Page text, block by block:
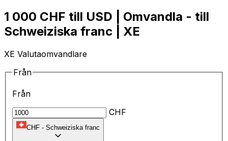
1 000 CHF till USD | Omvandla - till
Schweiziska franc | XE
XE Valutaomvandlare
Från
Från
CHF
CHF - Schweiziska franc